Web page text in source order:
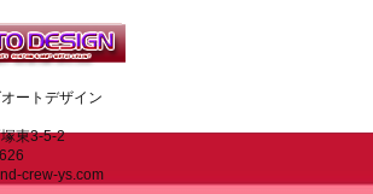
ートデザイン
東3-5-2
crew-ys.com